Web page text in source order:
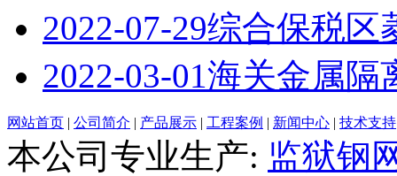
2022-07-29综合保税区
2022-03-01海关金属隔
网站首页 | 公司简介 | 产品展示 | 工程案例 | 新闻中心 | 技术支持
本公司专业生产: 监狱钢